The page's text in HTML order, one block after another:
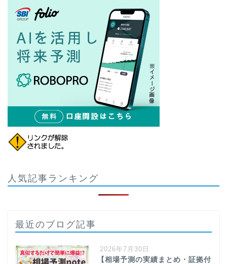
人気記事ランキング
最近のブログ記事
2026年7月30日
【相場予測の実績まとめ・証拠付